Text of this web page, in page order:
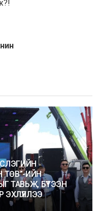
ИЙН
ТАВЬЖ, БҮТЭЭН